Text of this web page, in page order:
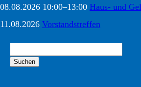
08.08.2026 10:00–13:00 Haus- und
11.08.2026 Vorstandstreffen
Suchen